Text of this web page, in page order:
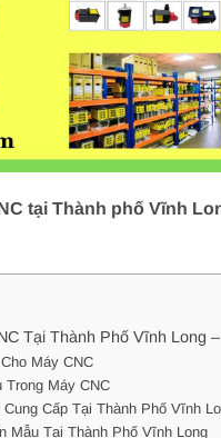
tại Thành phố Vĩnh
Tại Thành Phố Vĩnh Long
Máy CNC
Trong Máy CNC
Cấp Tại Thành Phố Vĩnh
Mẫu Tại Thành Phố Vĩnh Long